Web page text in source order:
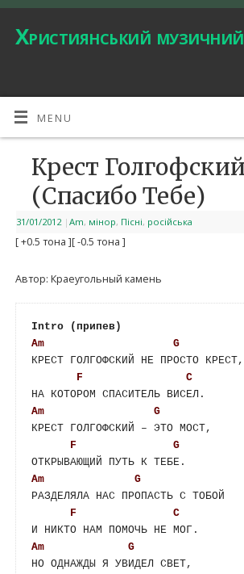
Християнський
MENU
Крест Голгофский
(Спасибо Тебе)
31/01/2012 | Am, мінор, Пісні, російська
[ +0.5 тона ][ -0.5 тона ]
Автор: Краеугольный камень
Intro (припев)
Am
G
КРЕСТ ГОЛГОФСКИЙ НЕ ПРОСТО КРЕСТ,
F
C
Am
G
КРЕСТ ГОЛГОФСКИЙ – ЭТО МОСТ,
F
G
Am
G
РАЗДЕЛЯЛА НАС ПРОПАСТЬ С ТОБОЙ
F
C
Am
G
НО ОДНАЖДЫ Я УВИДЕЛ СВЕТ,